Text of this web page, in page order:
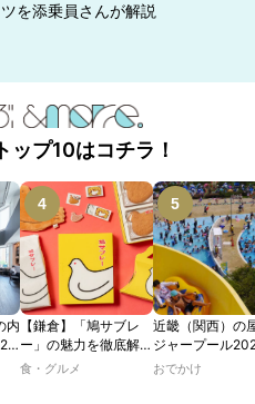
を添乗員さんが解説
ップ10はコチラ！
内 【鎌倉】「鳩サブレ
ー」の魅力を徹底解
説！ 定番商品から限
食・グルメ
近畿（関西）の
ジャープール
ウォータースラ
おでかけ